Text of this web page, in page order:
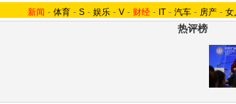
新闻 - 体育 - S - 娱乐 - V - 财经 - IT - 汽车 - 房产 - 女
热评榜